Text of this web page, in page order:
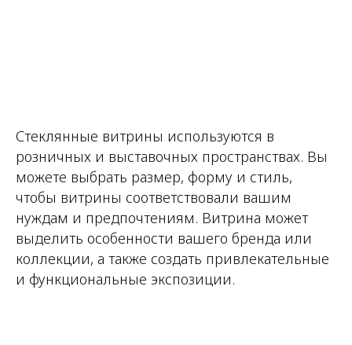
Стеклянные витрины используются в
розничных и выставочных пространствах. Вы
можете выбрать размер, форму и стиль,
чтобы витрины соответствовали вашим
нуждам и предпочтениям. Витрина может
выделить особенности вашего бренда или
коллекции, а также создать привлекательные
и функциональные экспозиции.